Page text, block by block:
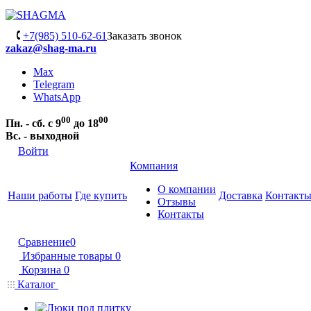
+7(985) 510-62-61Заказать звонок
zakaz@shag-ma.ru
Max
Telegram
WhatsApp
Пн. - сб. с 900 до 1800
Вс. - выходной
Войти
Наши работы Где купить
Компания
О компании
Отзывы
Контакты
Доставка Контакты
Сравнение0
Избранные товары 0
Корзина 0
Каталог